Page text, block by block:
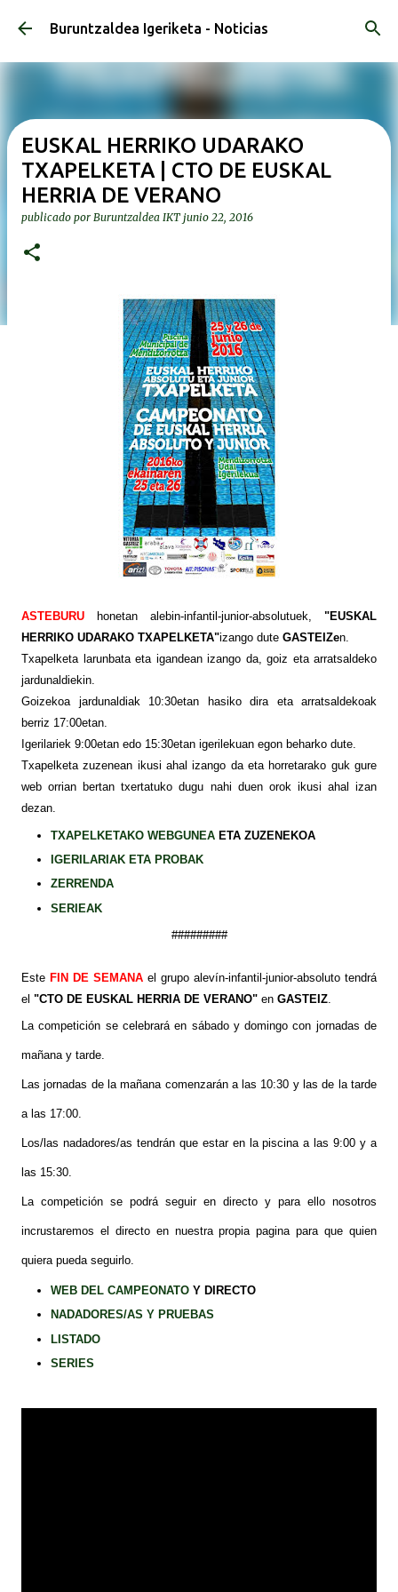
Ir al contenido principal
Buruntzaldea Igeriketa - Noticias
EUSKAL HERRIKO UDARAKO
TXAPELKETA | CTO DE EUSKAL
HERRIA DE VERANO
publicado por Buruntzaldea IKT junio 22, 2016
ASTEBURU honetan alebin-infantil-junior-absolutuek, "EUSKAL
HERRIKO UDARAKO TXAPELKETA"izango dute GASTEIZen.
Txapelketa larunbata eta igandean izango da, goiz eta arratsaldeko
jardunaldiekin.
Goizekoa jardunaldiak 10:30etan hasiko dira eta arratsaldekoak
berriz 17:00etan.
Igerilariek 9:00etan edo 15:30etan igerilekuan egon beharko dute.
Txapelketa zuzenean ikusi ahal izango da eta horretarako guk gure
web orrian bertan txertatuko dugu nahi duen orok ikusi ahal izan
dezan.
TXAPELKETAKO WEBGUNEA ETA ZUZENEKOA
IGERILARIAK ETA PROBAK
ZERRENDA
SERIEAK
#########
Este FIN DE SEMANA el grupo alevín-infantil-junior-absoluto tendrá
el "CTO DE EUSKAL HERRIA DE VERANO" en GASTEIZ.
La competición se celebrará en sábado y domingo con jornadas de
mañana y tarde.
Las jornadas de la mañana comenzarán a las 10:30 y las de la tarde
a las 17:00.
Los/las nadadores/as tendrán que estar en la piscina a las 9:00 y a
las 15:30.
La competición se podrá seguir en directo y para ello nosotros
incrustaremos el directo en nuestra propia pagina para que quien
quiera pueda seguirlo.
WEB DEL CAMPEONATO Y DIRECTO
NADADORES/AS Y PRUEBAS
LISTADO
SERIES